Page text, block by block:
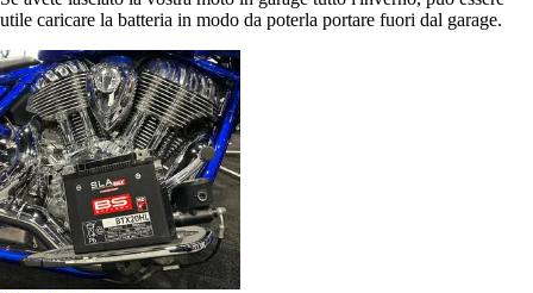
utile caricare la batteria in modo da poterla portare fuori dal garage.